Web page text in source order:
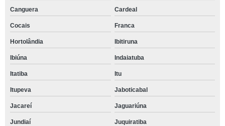
Canguera Cardeal
Cocais Franca
Hortolândia Ibitiruna
Ibiúna Indaiatuba
Itatiba Itu
Itupeva Jaboticabal
Jacareí Jaguariúna
Jundiaí Juquiratiba